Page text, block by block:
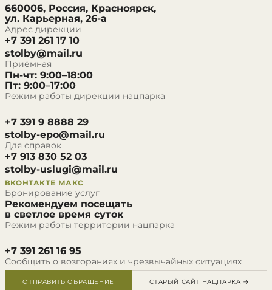
660006, Россия, Красноярск,
ул. Карьерная, 26-а
Адрес дирекции
+7 391 261 17 10
stolby@mail.ru
Приёмная
Пн-чт: 9:00–18:00
Пт: 9:00–17:00
Режим работы дирекции нацпарка
+7 391 9 8888 29
stolby-epo@mail.ru
Для справок
+7 913 830 52 03
stolby-uslugi@mail.ru
ВКОНТАКТЕ МАКС
Бронирование услуг
Рекомендуем посещать
в светлое время суток
Режим работы территории нацпарка
+7 391 261 16 95
Сообщить о возгораниях и чрезвычайных ситуациях
ОТПРАВИТЬ ОБРАЩЕНИЕ СТАРЫЙ САЙТ НАЦПАРКА →